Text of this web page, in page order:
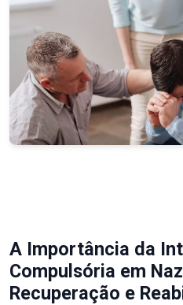
A Importância da
Compulsória em
Recuperação e